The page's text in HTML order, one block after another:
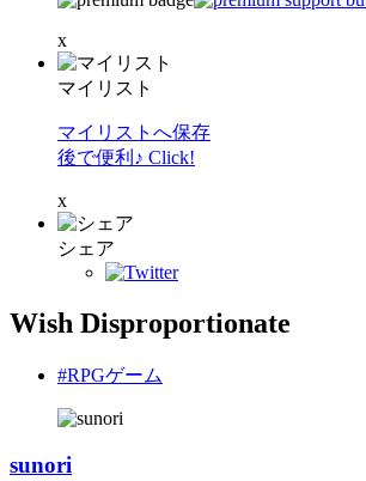
x
マイリスト
マイリストへ保存
後で便利♪ Click!
x
シェア
Wish Disproportionate
#RPGゲーム
sunori